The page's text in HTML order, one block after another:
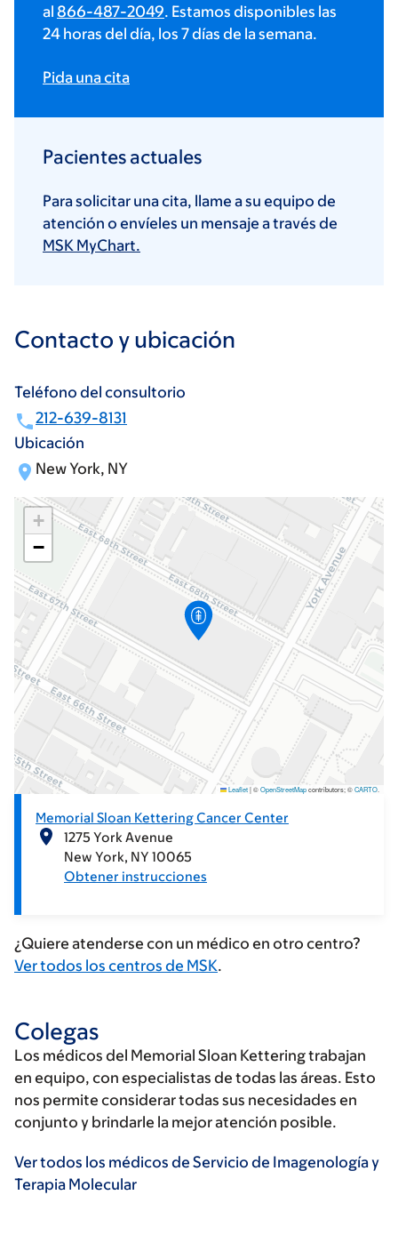
al 866-487-2049. Estamos disponibles las
24 horas del día, los 7 días de la semana.
Pida una cita
Pacientes actuales
Para solicitar una cita, llame a su equipo de
atención o envíeles un mensaje a través de
MSK MyChart.
Contacto y ubicación
Teléfono del consultorio
212-639-8131
Ubicación
New York, NY
Memorial Sloan Kettering Cancer Center
1275 York Avenue
New York NY 10065
Obtener instrucciones
+
−
Leaflet|©OpenStreetMapcontributors; ©CARTO.
¿Quiere atenderse con un médico en otro centro?
Ver todos los centros de MSK.
Colegas
Los médicos del Memorial Sloan Kettering trabajan
en equipo, con especialistas de todas las áreas. Esto
nos permite considerar todas sus necesidades en
conjunto y brindarle la mejor atención posible.
Ver todos los médicos de Servicio de Imagenología y
Terapia Molecular